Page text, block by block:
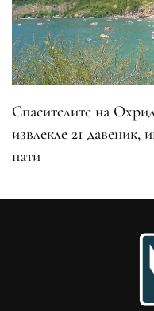
Спасителите на
извлекле 21 давеник,
пати